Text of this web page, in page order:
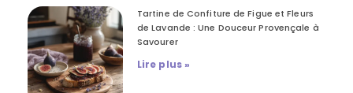
Tartine de Confiture de Figue et Fleurs
de Lavande : Une Douceur Provençale à
Savourer
Lire plus »